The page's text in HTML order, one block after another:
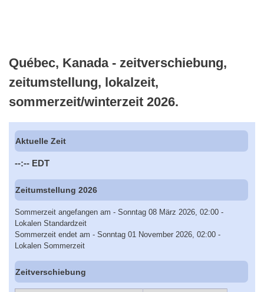
Québec, Kanada - zeitverschiebung,
zeitumstellung, lokalzeit,
sommerzeit/winterzeit 2026.
Aktuelle Zeit
--:-- EDT
Zeitumstellung 2026
Sommerzeit angefangen am - Sonntag 08 März 2026, 02:00 -
Lokalen Standardzeit
Sommerzeit endet am - Sonntag 01 November 2026, 02:00 -
Lokalen Sommerzeit
Zeitverschiebung